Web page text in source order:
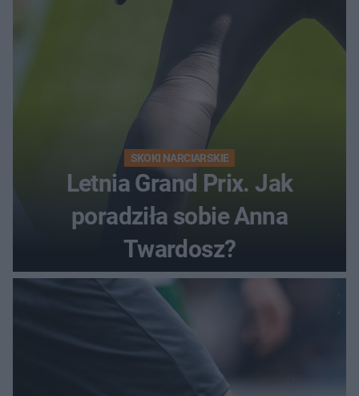
SKOKI NARCIARSKIE
Letnia Grand Prix. Jak
poradziła sobie Anna
Twardosz?